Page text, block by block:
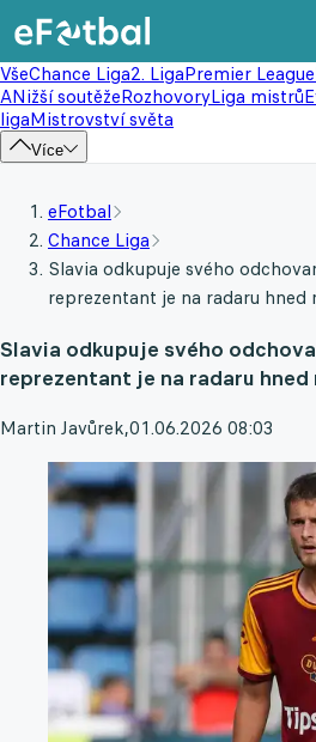
VšeChance Liga2. LigaPremier League
ANižší soutěžeRozhovoryLiga mistrů
ligaMistrovství světa
Více
eFotbal
Chance Liga
Slavia odkupuje svého
reprezentant je na radaru hned
Slavia odkupuje svého
reprezentant je na radaru hned
Martin Javůrek,01.06.2026 08:03